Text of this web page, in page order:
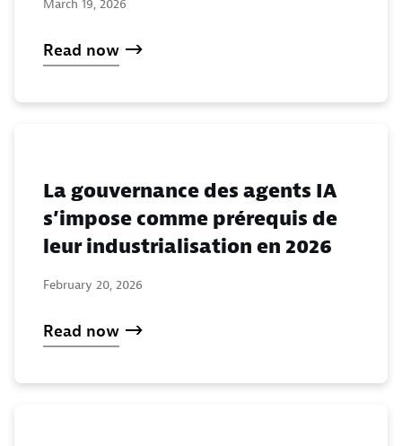
March 19, 2026
Read now
La gouvernance des agents IA
s’impose comme prérequis de
leur industrialisation en 2026
February 20, 2026
Read now